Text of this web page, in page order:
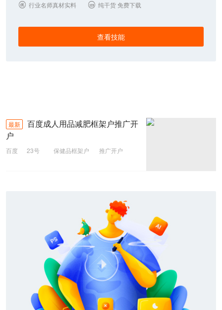
 行业名师真材实料  纯干货 免费下载
查看技能
最新
百度成人用品减肥框架户推广开
户
百度 23号 保健品框架户
推广开户